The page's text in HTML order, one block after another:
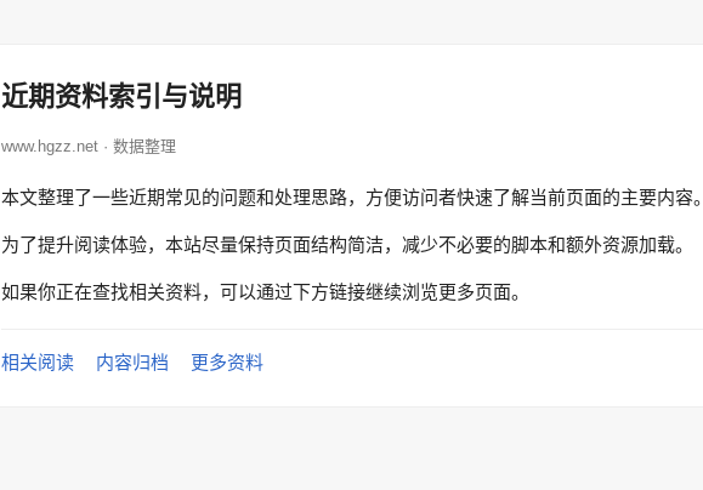
近期资料索引与说明
www.hgzz.net · 数据整理
本文整理了一些近期常见的问题和处理思路，方便访问者快速了解当前页面的主要内容。
为了提升阅读体验，本站尽量保持页面结构简洁，减少不必要的脚本和额外资源加载。
如果你正在查找相关资料，可以通过下方链接继续浏览更多页面。
相关阅读 内容归档 更多资料